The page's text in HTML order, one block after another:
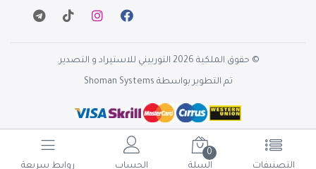
التصنيفات
0
السلة
الحساب روابط سريعة
© حقوق الملكية 2026 التوربيني للاستيراد و التصدير.
تم التطوير بواسطة Shoman Systems